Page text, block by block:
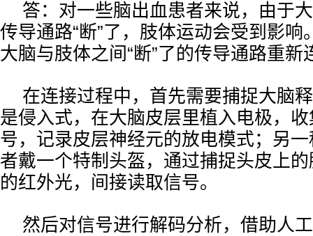
答：对一些脑出血患者来说，由于
传导通路“断”了，肢体运动会受到影响
大脑与肢体之间“断”了的传导通路重新
在连接过程中，首先需要捕捉大脑
是侵入式，在大脑皮层里植入电极，
号，记录皮层神经元的放电模式；另
者戴一个特制头盔，通过捕捉头皮上
的红外光，间接读取信号。
然后对信号进行解码分析，借助人